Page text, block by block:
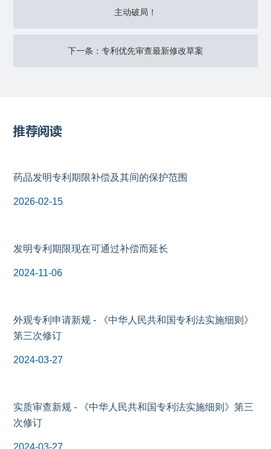
主动破局！
下一条：专利优先审查最新修改草案
推荐阅读
药品发明专利期限补偿及其间的保护范围
2026-02-15
发明专利期限现在可通过补偿而延长
2024-11-06
外观专利申请新规 - 《中华人民共和国专利法实施细则》
第三次修订
2024-03-27
实质审查新规 - 《中华人民共和国专利法实施细则》第三
次修订
2024-03-27